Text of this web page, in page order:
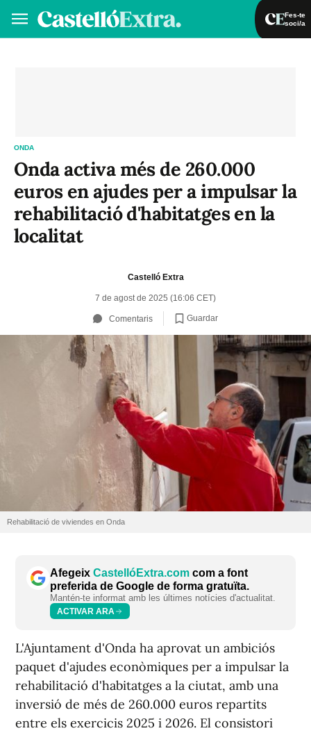
Fes-te
soci/a
ONDA
Onda activa més de 260.000
euros en ajudes per a impulsar la
rehabilitació d'habitatges en la
localitat
Castelló Extra
7 de agost de 2025 (16:06 CET)
Comentaris Guardar
Rehabilitació de viviendes en Onda
Afegeix CastellóExtra.com com a font
preferida de Google de forma gratuïta.
Mantén-te informat amb les últimes notícies d'actualitat.
ACTIVAR ARA
L'Ajuntament d'Onda ha aprovat un ambiciós
paquet d'ajudes econòmiques per a impulsar la
rehabilitació d'habitatges a la ciutat, amb una
inversió de més de 260.000 euros repartits
entre els exercicis 2025 i 2026. El consistori